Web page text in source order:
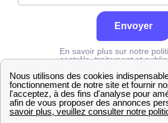
Envoyer
En savoir plus sur notre
contrôle, traitement et
Engie Haute-Saône Pomoy